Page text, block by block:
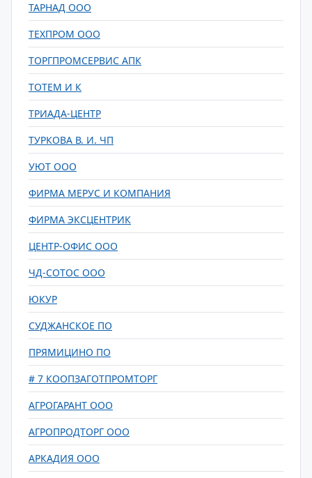
ТАРНАД ООО
ТЕХПРОМ ООО
ТОРГПРОМСЕРВИС АПК
ТОТЕМ И К
ТРИАДА-ЦЕНТР
ТУРКОВА В. И. ЧП
УЮТ ООО
ФИРМА МЕРУС И КОМПАНИЯ
ФИРМА ЭКСЦЕНТРИК
ЦЕНТР-ОФИС ООО
ЧД-СОТОС ООО
ЮКУР
СУДЖАНСКОЕ ПО
ПРЯМИЦИНО ПО
# 7 КООПЗАГОТПРОМТОРГ
АГРОГАРАНТ ООО
АГРОПРОДТОРГ ООО
АРКАДИЯ ООО